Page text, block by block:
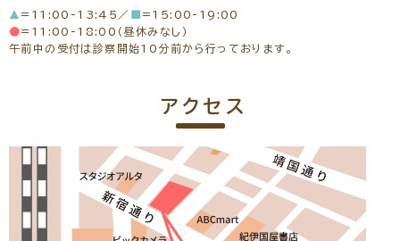
▲ =11:00-13:45／
=15:00-19:00
●=11:00-18:00（昼休みなし）
午前中の受付は診察開始10分前から行っております。
アクセス